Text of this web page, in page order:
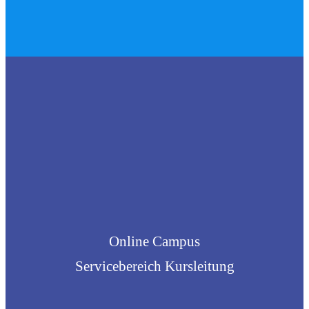
Online Campus
Servicebereich Kursleitung